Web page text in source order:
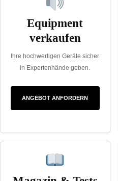
Equipment
verkaufen
Ihre hochwertigen Geräte sicher
in Expertenhände geben.
ANGEBOT ANFORDERN